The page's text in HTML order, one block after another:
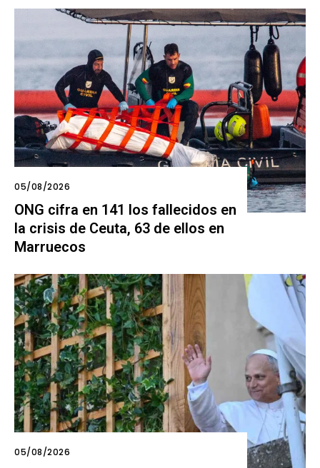
05/08/2026
ONG cifra en 141 los fallecidos en
la crisis de Ceuta, 63 de ellos en
Marruecos
05/08/2026